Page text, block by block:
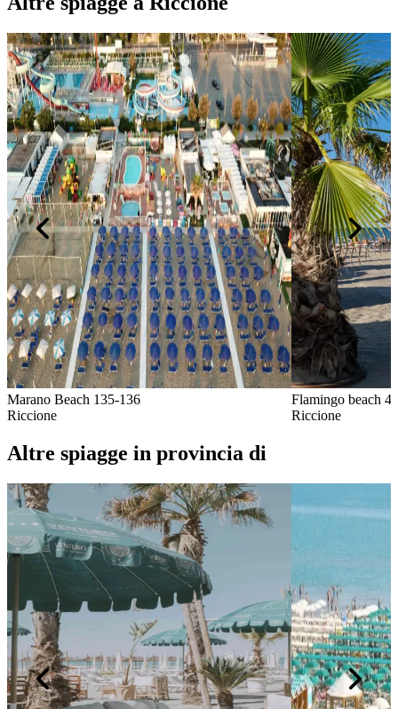
Marano Beach 135-136
Riccione
Flamingo beach
Riccione
Altre spiagge in provincia di